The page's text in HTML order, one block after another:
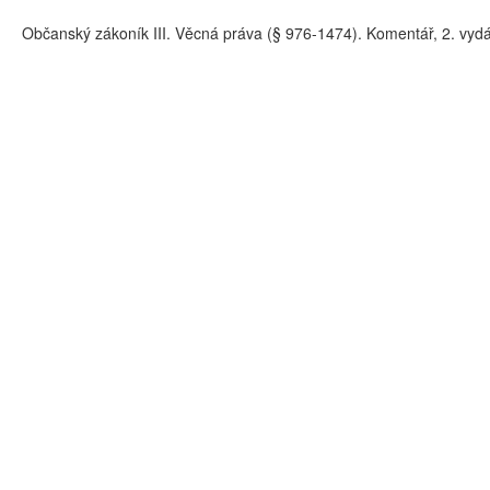
Občanský zákoník III. Věcná práva (§ 976-1474). Komentář, 2.